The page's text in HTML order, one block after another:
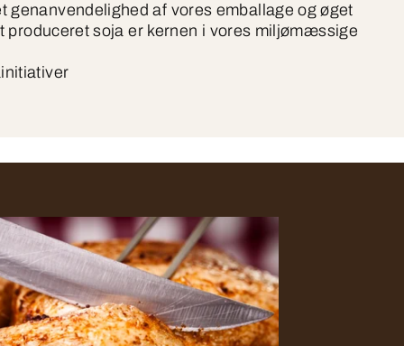
genanvendelighed af vores emballage og øget
produceret soja er kernen i vores miljømæssige